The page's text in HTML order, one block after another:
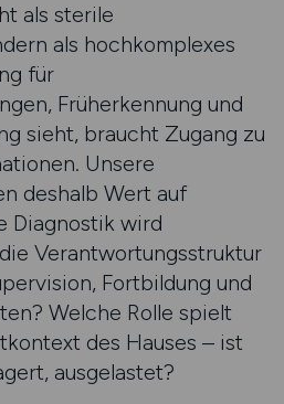
als sterile
als hochkomplexes
für
Früherkennung und
sieht, braucht Zugang zu
Unsere
deshalb Wert auf
Diagnostik wird
Verantwortungsstruktur
Fortbildung und
Welche Rolle spielt
des Hauses – ist
ausgelastet?